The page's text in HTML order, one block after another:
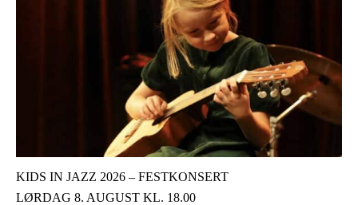
KIDS IN JAZZ 2026 – FESTKONSERT
LØRDAG 8. AUGUST KL. 18.00